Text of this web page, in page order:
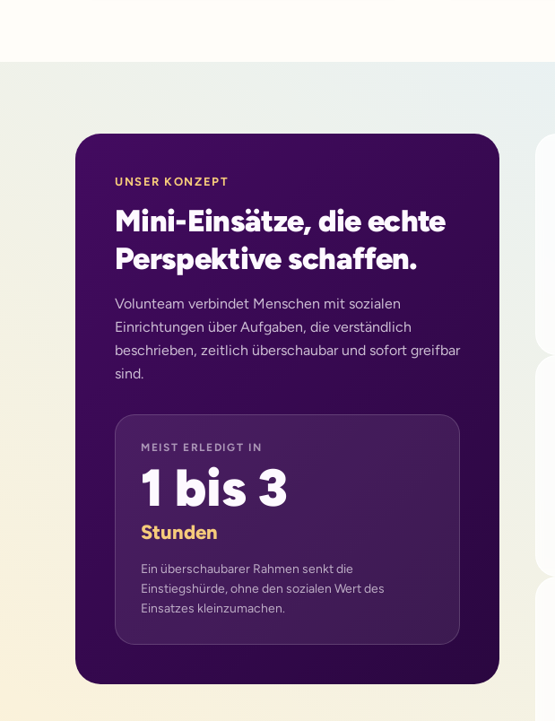
UNSER KONZEPT
Mini-Einsätze, die echte
Perspektive schaffen.
Volunteam verbindet Menschen mit sozialen
Einrichtungen über Aufgaben, die verständlich
beschrieben, zeitlich überschaubar und sofort greifbar
sind.
MEIST ERLEDIGT IN
1 bis 3
Stunden
Ein überschaubarer Rahmen senkt die
Einstiegshürde, ohne den sozialen Wert des
Einsatzes kleinzumachen.